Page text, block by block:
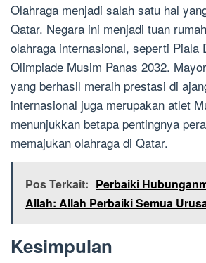
Olahraga menjadi salah satu hal
Qatar. Negara ini menjadi tuan
olahraga internasional, seperti Piala
Olimpiade Musim Panas 2032.
yang berhasil meraih prestasi di
internasional juga merupakan atlet
menunjukkan betapa pentingnya
memajukan olahraga di Qatar.
Pos Terkait: Perbaiki
Allah: Allah Perbaiki Semua
Kesimpulan